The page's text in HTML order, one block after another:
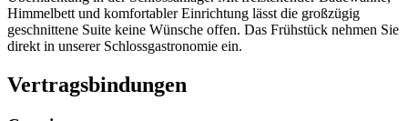
Himmelbett und komfortabler Einrichtung lässt die großzügig
geschnittene Suite keine Wünsche offen. Das Frühstück nehmen Sie
direkt in unserer Schlossgastronomie ein.
Vertragsbindungen